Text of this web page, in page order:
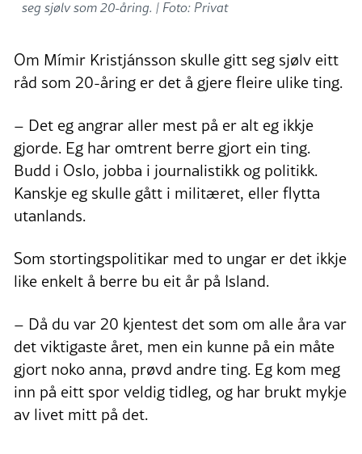
seg sjølv som 20-åring. | Foto: Privat
Om Mímir Kristjánsson skulle gitt seg sjølv eitt
råd som 20-åring er det å gjere fleire ulike ting.
– Det eg angrar aller mest på er alt eg ikkje
gjorde. Eg har omtrent berre gjort ein ting.
Budd i Oslo, jobba i journalistikk og politikk.
Kanskje eg skulle gått i militæret, eller flytta
utanlands.
Som stortingspolitikar med to ungar er det ikkje
like enkelt å berre bu eit år på Island.
– Då du var 20 kjentest det som om alle åra var
det viktigaste året, men ein kunne på ein måte
gjort noko anna, prøvd andre ting. Eg kom meg
inn på eitt spor veldig tidleg, og har brukt mykje
av livet mitt på det.